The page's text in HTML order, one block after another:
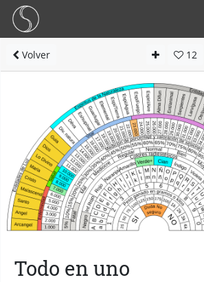
Volver 12
Todo en uno